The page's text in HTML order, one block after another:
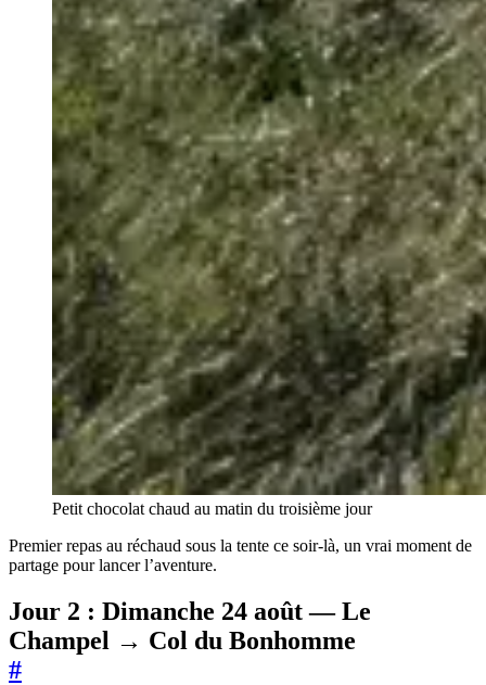
Petit chocolat chaud au matin du troisième jour
Premier repas au réchaud sous la tente ce soir-là, un vrai moment de
partage pour lancer l’aventure.
Jour 2 : Dimanche 24 août — Le
Champel → Col du Bonhomme
#